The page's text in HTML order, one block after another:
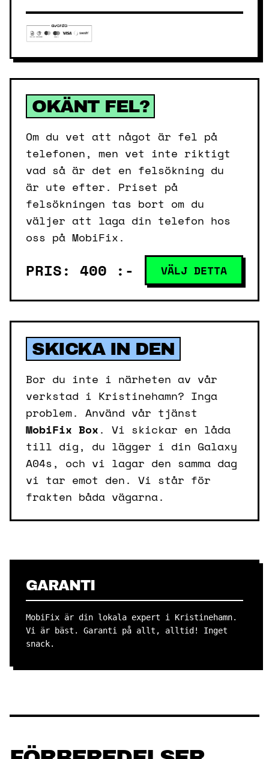
OKÄNT FEL?
Om du vet att något är fel på
telefonen, men vet inte riktigt
vad så är det en felsökning du
är ute efter. Priset på
felsökningen tas bort om du
väljer att laga din telefon hos
oss på MobiFix.
PRIS: 400 :- VÄLJ DETTA
SKICKA IN DEN
Bor du inte i närheten av vår
verkstad i Kristinehamn? Inga
problem. Använd vår tjänst
MobiFix Box. Vi skickar en låda
till dig, du lägger i din Galaxy
A04s, och vi lagar den samma dag
vi tar emot den. Vi står för
frakten båda vägarna.
GARANTI
MobiFix är din lokala expert i Kristinehamn.
Vi är bäst. Garanti på allt, alltid! Inget
snack.